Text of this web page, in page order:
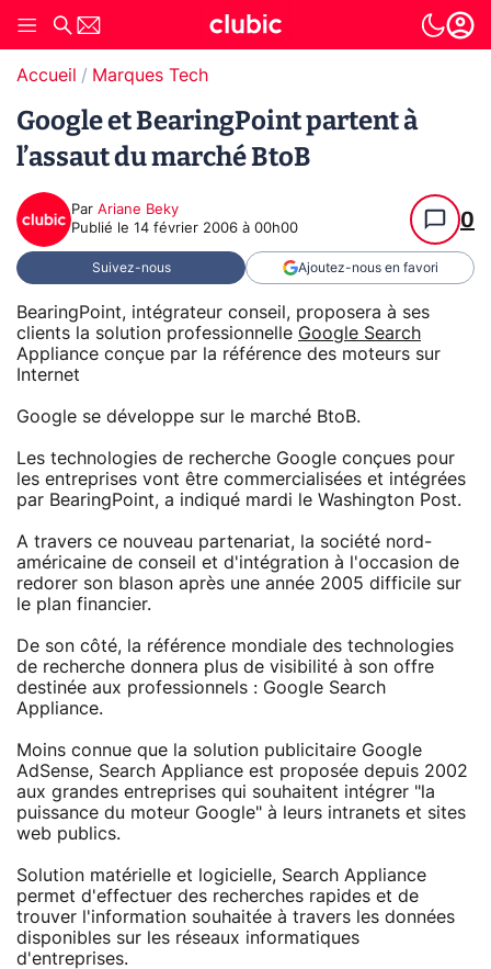
Accueil Marques Tech
Google et BearingPoint partent à
l’assaut du marché BtoB
Par Ariane Beky
Publié le 14 février 2006 à 00h00 0
Suivez-nous Ajoutez-nous en favori
BearingPoint, intégrateur conseil, proposera à ses
clients la solution professionnelle Google Search
Appliance conçue par la référence des moteurs sur
Internet
Google se développe sur le marché BtoB.
Les technologies de recherche Google conçues pour
les entreprises vont être commercialisées et intégrées
par BearingPoint, a indiqué mardi le Washington Post.
A travers ce nouveau partenariat, la société nord-
américaine de conseil et d'intégration à l'occasion de
redorer son blason après une année 2005 difficile sur
le plan financier.
De son côté, la référence mondiale des technologies
de recherche donnera plus de visibilité à son offre
destinée aux professionnels : Google Search
Appliance.
Moins connue que la solution publicitaire Google
AdSense, Search Appliance est proposée depuis 2002
aux grandes entreprises qui souhaitent intégrer "la
puissance du moteur Google" à leurs intranets et sites
web publics.
Solution matérielle et logicielle, Search Appliance
permet d'effectuer des recherches rapides et de
trouver l'information souhaitée à travers les données
disponibles sur les réseaux informatiques
d'entreprises.